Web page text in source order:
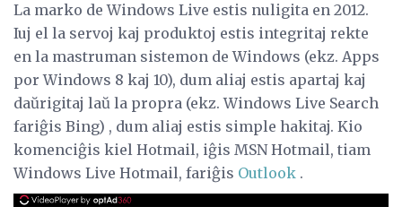
La marko de Windows Live estis nuligita en 2012.
Iuj el la servoj kaj produktoj estis integritaj rekte
en la mastruman sistemon de Windows (ekz. Apps
por Windows 8 kaj 10), dum aliaj estis apartaj kaj
daŭrigitaj laŭ la propra (ekz. Windows Live Search
fariĝis Bing) , dum aliaj estis simple hakitaj. Kio
komenciĝis kiel Hotmail, iĝis MSN Hotmail, tiam
Windows Live Hotmail, fariĝis Outlook .